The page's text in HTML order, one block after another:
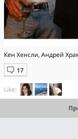
Кен Хенсли, Андрей
Like: